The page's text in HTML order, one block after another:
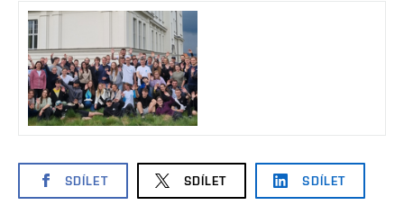
SDÍLET SDÍLET SDÍLET